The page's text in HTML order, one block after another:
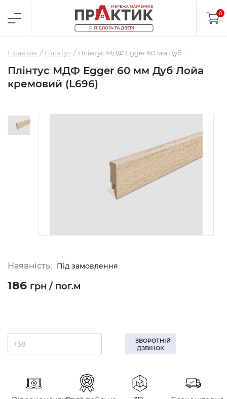
0
Практик Плінтус
Плінтус МДФ Egger 60 мм Дуб Лойа
кремовий (L696)
Наявність: Під замовлення
186 грн / пог.м
ЗВОРОТНІЙ
ДЗВІНОК